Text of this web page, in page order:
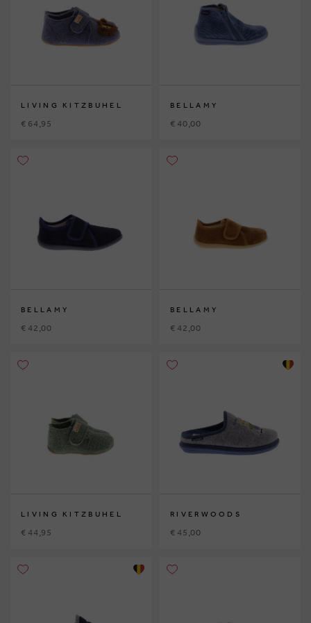
LIVING KITZBUHEL
€ 64,95
BELLAMY
€ 40,00
BELLAMY
€ 42,00
BELLAMY
€ 42,00
LIVING KITZBUHEL
€ 44,95
RIVERWOODS
€ 45,00